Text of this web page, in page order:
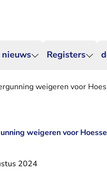
Registers
weigeren voor
weigeren voor
2024